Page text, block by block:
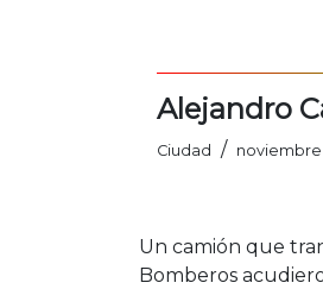
Alejandro
Ciudad / noviembre
Un camión que
Bomberos